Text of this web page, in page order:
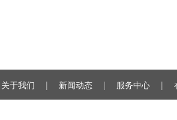
关于我们 | 新闻动态 | 服务中心 |